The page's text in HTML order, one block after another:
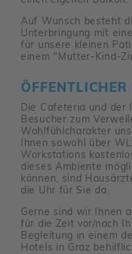
Auf Wunsch besteht
Unter­brin­gung mit
für unsere kleinen
einem "Mutter-Kind-
ÖFFENT­LI­CHER
Die Cafe­teria und der
Besu­cher zum
Wohl­fühl­cha­rakter
Ihnen sowohl über
Work­sta­tions
dieses Ambi­ente
können, sind
die Uhr für Sie da.
Gerne sind wir Ihnen
für die Zeit vor/​nach
Beglei­tung in einem
Hotels in Graz